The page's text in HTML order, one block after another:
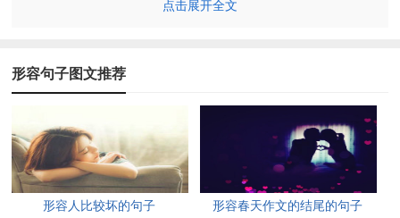
十三余,豆蔻梢头二月初.春风十里扬州路,卷上珠帘总不如
伶俐乖巧,千俐】形容非常机灵【冰雪聪明】 比喻非常聪明。
明绝顶】非常灵敏。
【举一反三】指列举一例而能晓喻其他各事。
【出类拔群】形容才能特出，超越众人。
点击展开全文
形容句子图文推荐
形容人比较坏的句子 形容春天作文的结尾的句子